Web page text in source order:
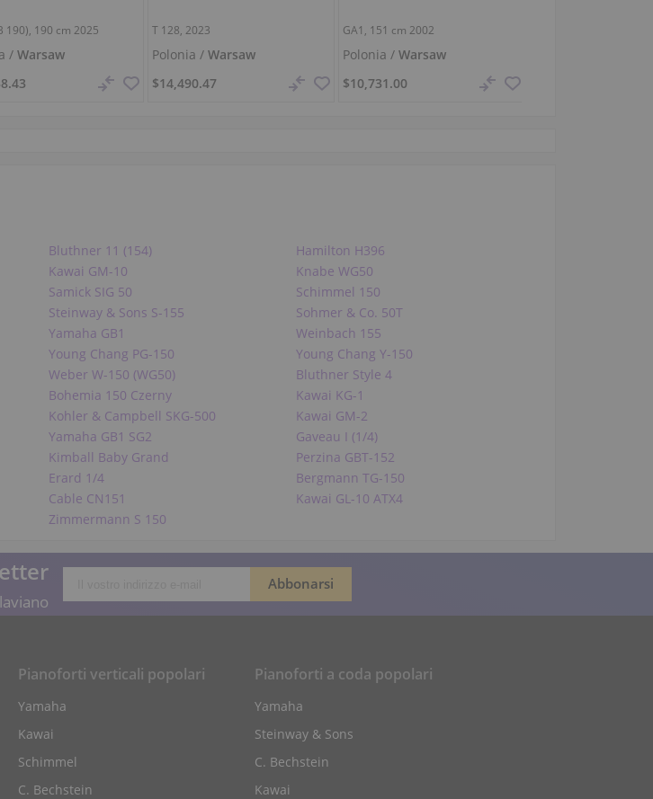
190), 190 cm 2025
/Warsaw
T 128, 2023
Polonia /Warsaw
$14,490.47
GA1, 151 cm 2002
Polonia /Warsaw
$10,731.00
Bluthner 11 (154)
Hamilton H396
Kawai GM-10
Knabe WG50
Samick SIG 50
Schimmel 150
Steinway & Sons S-155
Sohmer & Co. 50T
Yamaha GB1
Weinbach 155
Young Chang PG-150
Young Chang Y-150
Weber W-150 (WG50)
Bluthner Style 4
Bohemia 150 Czerny
Kawai KG-1
Kohler & Campbell SKG-500
Kawai GM-2
Yamaha GB1 SG2
Gaveau I (1/4)
Kimball Baby Grand
Perzina GBT-152
Erard 1/4
Bergmann TG-150
Cable CN151
Kawai GL-10 ATX4
Zimmermann S 150
Pianoforti verticali popolari
Yamaha
Kawai
Schimmel
C. Bechstein
Pianoforti a coda popolari
Yamaha
Steinway & Sons
C. Bechstein
Kawai